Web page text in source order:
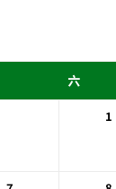
六
1